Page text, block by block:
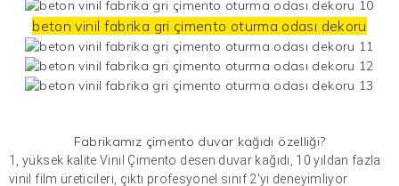
beton vinil fabrika gri çimento oturma odası dekoru
Fabrikamız çimento duvar kağıdı özelliği?
1, yüksek kaliteVinil Çimento desen duvar kağıdı, 10 yıldan fazla
vinil film üreticileri, çıktı profesyonel sınıf 2'yi deneyimliyor.